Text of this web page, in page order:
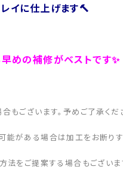
イに仕上げます🔨
めの補修がベストです✨
ございます。予めご了承くだ
がある場合は加工をお断りす
をご提案する場合もございま